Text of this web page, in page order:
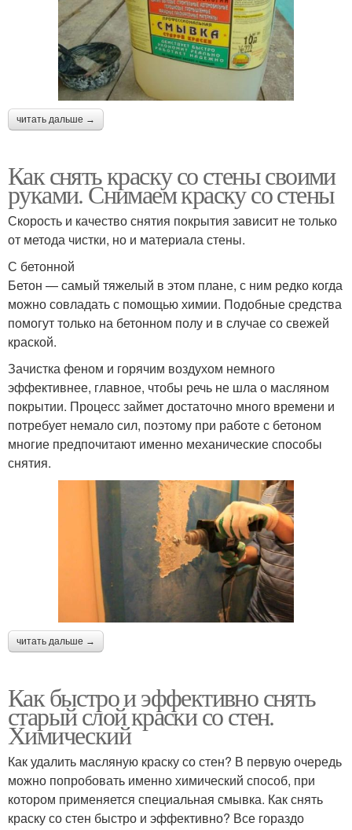
читать дальше →
Как снять краску со стены своими
руками. Снимаем краску со стены
Скорость и качество снятия покрытия зависит не только
от метода чистки, но и материала стены.
С бетонной
Бетон — самый тяжелый в этом плане, с ним редко когда
можно совладать с помощью химии. Подобные средства
помогут только на бетонном полу и в случае со свежей
краской.
Зачистка феном и горячим воздухом немного
эффективнее, главное, чтобы речь не шла о масляном
покрытии. Процесс займет достаточно много времени и
потребует немало сил, поэтому при работе с бетоном
многие предпочитают именно механические способы
снятия.
читать дальше →
Как быстро и эффективно снять
старый слой краски со стен.
Химический
Как удалить масляную краску со стен? В первую очередь
можно попробовать именно химический способ, при
котором применяется специальная смывка. Как снять
краску со стен быстро и эффективно? Все гораздо